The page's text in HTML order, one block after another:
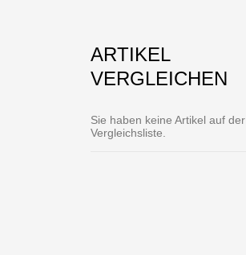
ARTIKEL
VERGLEICHEN
Sie haben keine Artikel auf der
Vergleichsliste.